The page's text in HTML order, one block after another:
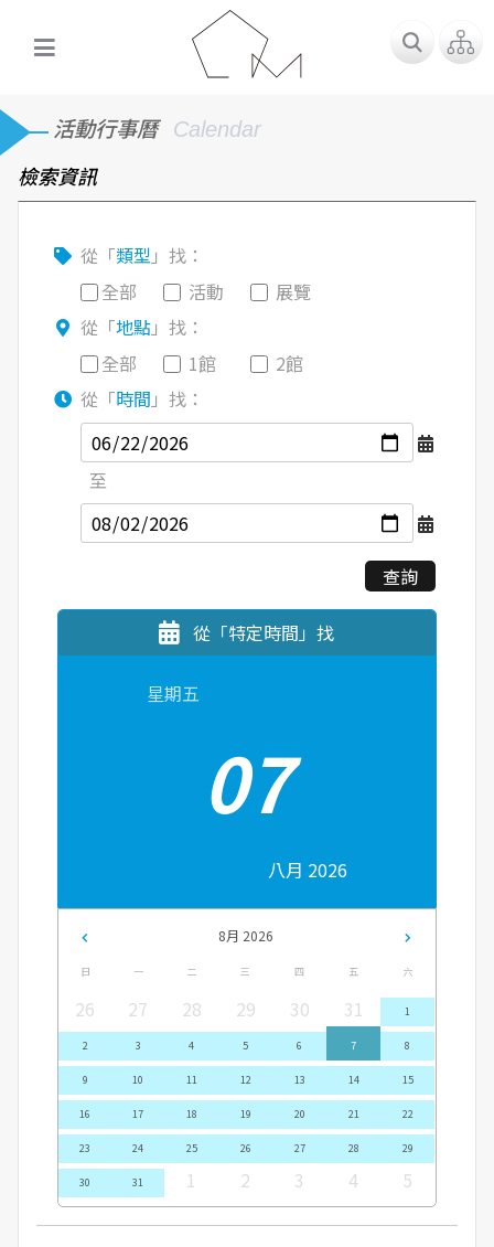
活動行事曆 Calendar
檢索資訊
從「類型」找：
全部
活動
展覽
從「地點」找：
全部
1館
2館
從「時間 」找：
至
查詢
從「特定時間」找
星期五
07
八月 2026
8月 2026
日 一 二 三 四 五 六
26 27 28 29 30 31 1
2 3 4 5 6 7 8
9 10 11 12 13 14 15
16 17 18 19 20 21 22
23 24 25 26 27 28 29
30 31 1 2 3 4 5